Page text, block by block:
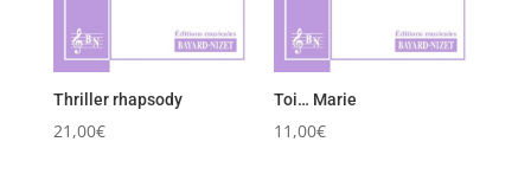
Thriller rhapsody
21,00€
Toi… Marie
11,00€